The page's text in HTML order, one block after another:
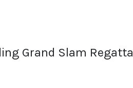
Grand Slam Regatta